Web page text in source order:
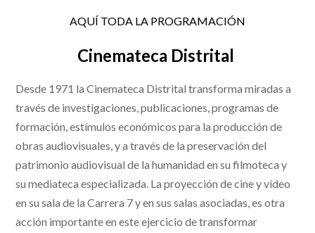
AQUÍ TODA LA PROGRAMACIÓN
Cinemateca Distrital
Desde 1971 la Cinemateca Distrital transforma miradas a
través de investigaciones, publicaciones, programas de
formación, estímulos económicos para la producción de
obras audiovisuales, y a través de la preservación del
patrimonio audiovisual de la humanidad en su filmoteca y
su mediateca especializada. La proyección de cine y vídeo
en su sala de la Carrera 7 y en sus salas asociadas, es otra
acción importante en este ejercicio de transformar